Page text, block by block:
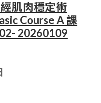
肌肉穩定術
Course A 課
20260109